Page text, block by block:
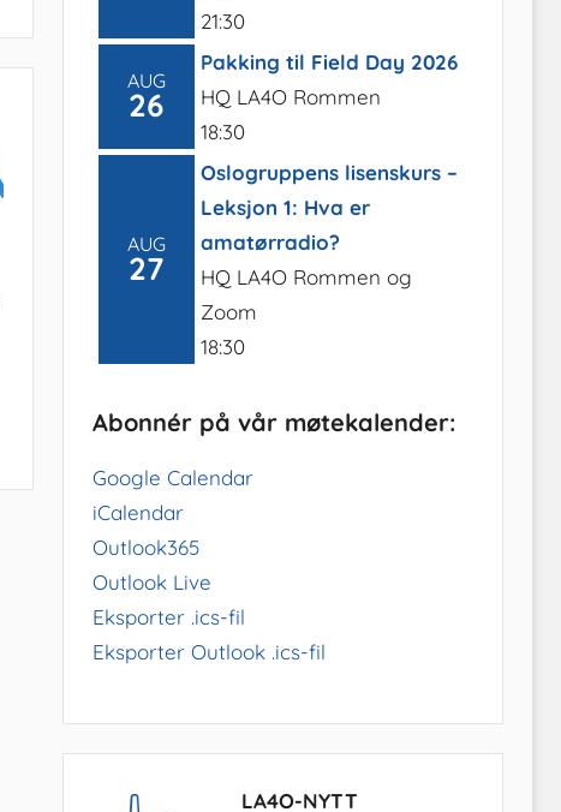
21:30
AUG
26
Pakking til Field Day 2026
HQ LA4O Rommen
18:30
AUG
27
Oslogruppens lisenskurs –
Leksjon 1: Hva er
amatørradio?
HQ LA4O Rommen og
Zoom
18:30
Abonnér på vår møtekalender:
Google Calendar
iCalendar
Outlook365
Outlook Live
Eksporter .ics-fil
Eksporter Outlook .ics-fil
LA4O-NYTT